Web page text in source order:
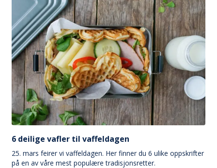
6 deilige vafler til vaffeldagen
25. mars feirer vi vaffeldagen. Her finner du 6 ulike oppskrifter
på en av våre mest populære tradisjonsretter.